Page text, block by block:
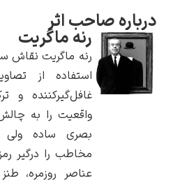
یوهانس فرمیر
اثر
رنه ماگریت
رنه ماگریت نقاش سوررئالیست
استفاده از تصاویر آشنا در
غافل‌گیرکننده و ترکیبات
واقعیت را به چالش می‌کشید.
بصری ساده ولی مفاهیمی
مخاطب را درگیر رمزگشایی
عناصر روزمره، طنز تلخ و